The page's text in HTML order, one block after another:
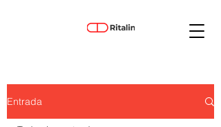
Entrada